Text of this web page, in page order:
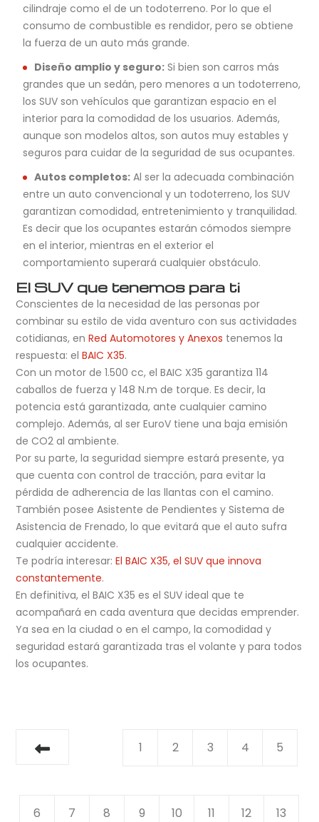
cilindraje como el de un todoterreno. Por lo que el
consumo de combustible es rendidor, pero se obtiene
la fuerza de un auto más grande.
Diseño amplio y seguro: Si bien son carros más
grandes que un sedán, pero menores a un todoterreno,
los SUV son vehículos que garantizan espacio en el
interior para la comodidad de los usuarios. Además,
aunque son modelos altos, son autos muy estables y
seguros para cuidar de la seguridad de sus ocupantes.
Autos completos: Al ser la adecuada combinación
entre un auto convencional y un todoterreno, los SUV
garantizan comodidad, entretenimiento y tranquilidad.
Es decir que los ocupantes estarán cómodos siempre
en el interior, mientras en el exterior el
comportamiento superará cualquier obstáculo.
El SUV que tenemos para ti
Conscientes de la necesidad de las personas por
combinar su estilo de vida aventuro con sus actividades
cotidianas, enRed Automotores y Anexos tenemos la
respuesta: elBAIC X35.
Con un motor de 1.500 cc, el BAIC X35 garantiza 114
caballos de fuerza y 148 N.m de torque. Es decir, la
potencia está garantizada, ante cualquier camino
complejo. Además, al ser EuroV tiene una baja emisión
de CO2 al ambiente.
Por su parte, la seguridad siempre estará presente, ya
que cuenta con control de tracción, para evitar la
pérdida de adherencia de las llantas con el camino.
También posee Asistente de Pendientes y Sistema de
Asistencia de Frenado, lo que evitará que el auto sufra
cualquier accidente.
Te podría interesar:El BAIC X35, el SUV que innova
constantemente.
En definitiva, el BAIC X35 es el SUV ideal que te
acompañará en cada aventura que decidas emprender.
Ya sea en la ciudad o en el campo, la comodidad y
seguridad estará garantizada tras el volante y para todos
los ocupantes.
1 2 3 4 5
6 7 8 9 10 11 12 13